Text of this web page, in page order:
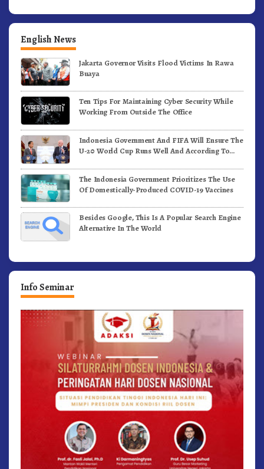
English News
Jakarta Governor Visits Flood Victims In Rawa
Buaya
Ten Tips For Maintaining Cyber Security While
Working From Outside The Office
Indonesia Government And FIFA Will Ensure The
U-20 World Cup Runs Well And According To
The Indonesia Government Prioritizes The Use
Of Domestically-Produced COVID-19 Vaccines
Besides Google, This Is A Popular Search Engine
Alternative In The World
Info Seminar